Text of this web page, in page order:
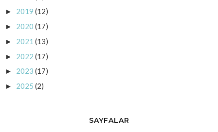
► 2019 (12)
► 2020 (17)
► 2021 (13)
► 2022 (17)
► 2023 (17)
► 2025 (2)
SAYFALAR